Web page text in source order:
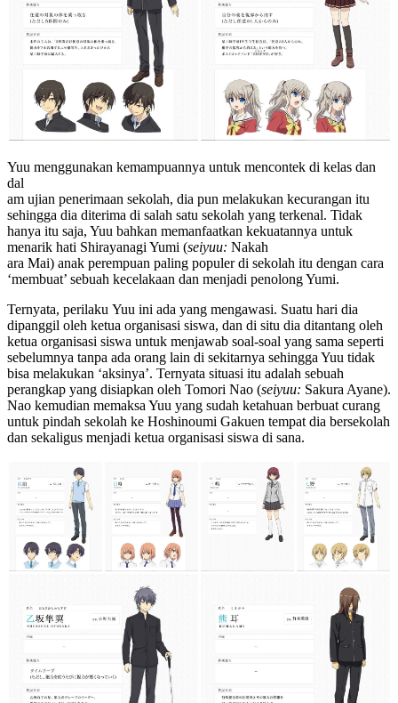
Yuu menggunakan kemampuannya untuk mencontek di kelas dan
dal
am ujian penerimaan sekolah, dia pun melakukan kecurangan itu
sehingga dia diterima di salah satu sekolah yang terkenal. Tidak
hanya itu saja, Yuu bahkan memanfaatkan kekuatannya untuk
menarik hati Shirayanagi Yumi (seiyuu: Nakah
ara Mai) anak perempuan paling populer di sekolah itu dengan cara
‘membuat’ sebuah kecelakaan dan menjadi penolong Yumi.
Ternyata, perilaku Yuu ini ada yang mengawasi. Suatu hari dia
dipanggil oleh ketua organisasi siswa, dan di situ dia ditantang oleh
ketua organisasi siswa untuk menjawab soal-soal yang sama seperti
sebelumnya tanpa ada orang lain di sekitarnya sehingga Yuu tidak
bisa melakukan ‘aksinya’. Ternyata situasi itu adalah sebuah
perangkap yang disiapkan oleh Tomori Nao (seiyuu: Sakura Ayane).
Nao kemudian memaksa Yuu yang sudah ketahuan berbuat curang
untuk pindah sekolah ke Hoshinoumi Gakuen tempat dia bersekolah
dan sekaligus menjadi ketua organisasi siswa di sana.